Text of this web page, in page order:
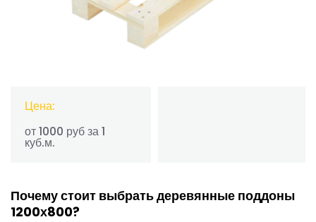
Цена:
от 1000 руб за 1
куб.м.
Почему стоит выбрать деревянные поддоны
1200х800?